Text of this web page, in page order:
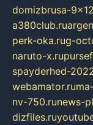
domizbrusa-
a380club.ru
perk-oka.rug-
naruto-x.ru
spayderhed-
webamator.ru
nv-750.runews-
dizfiles.ru